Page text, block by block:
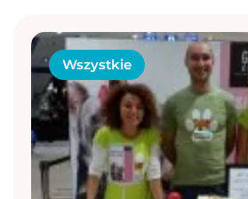
Wszystkie